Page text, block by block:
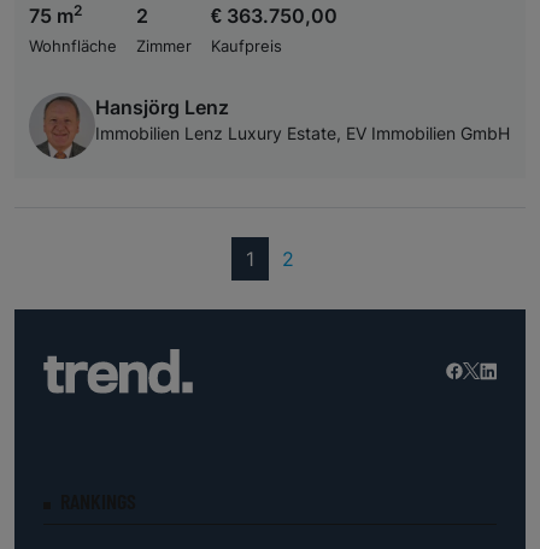
75 m2
Wohnfläche
2
Zimmer
€ 363.750,00
Kaufpreis
Hansjörg Lenz
Immobilien Lenz Luxury Estate, EV Immobilien GmbH
1 (current)
2